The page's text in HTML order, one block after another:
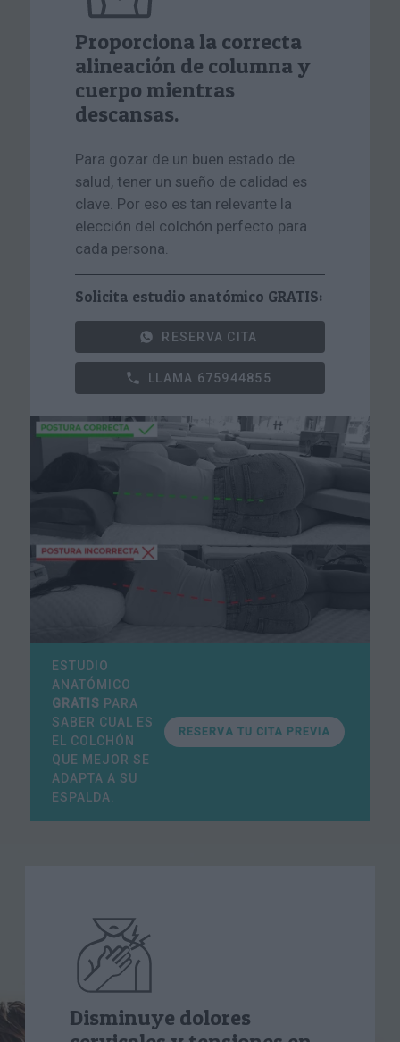
Proporciona la correcta
alineación de columna y
cuerpo mientras
descansas.
Para gozar de un buen estado de
salud, tener un sueño de calidad es
clave. Por eso es tan relevante la
elección del colchón perfecto para
cada persona.
Solicita estudio anatómico GRATIS:
RESERVA CITA
LLAMA 675944855
ESTUDIO
ANATÓMICO
GRATIS PARA
SABER CUAL ES
EL COLCHÓN
QUE MEJOR SE
ADAPTA A SU
ESPALDA.
RESERVA TU CITA PREVIA
Disminuye dolores